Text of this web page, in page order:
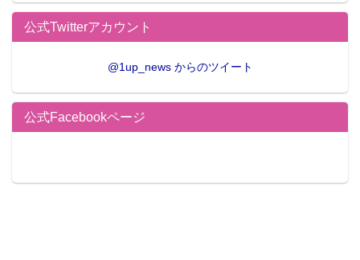
北谷ゆり/ Secret Lover2
公式Twitterアカウント
@1up_news からのツイート
公式Facebookページ